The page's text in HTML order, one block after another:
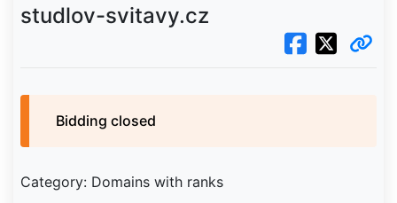
studlov-svitavy.cz
Bidding closed
Category: Domains with ranks